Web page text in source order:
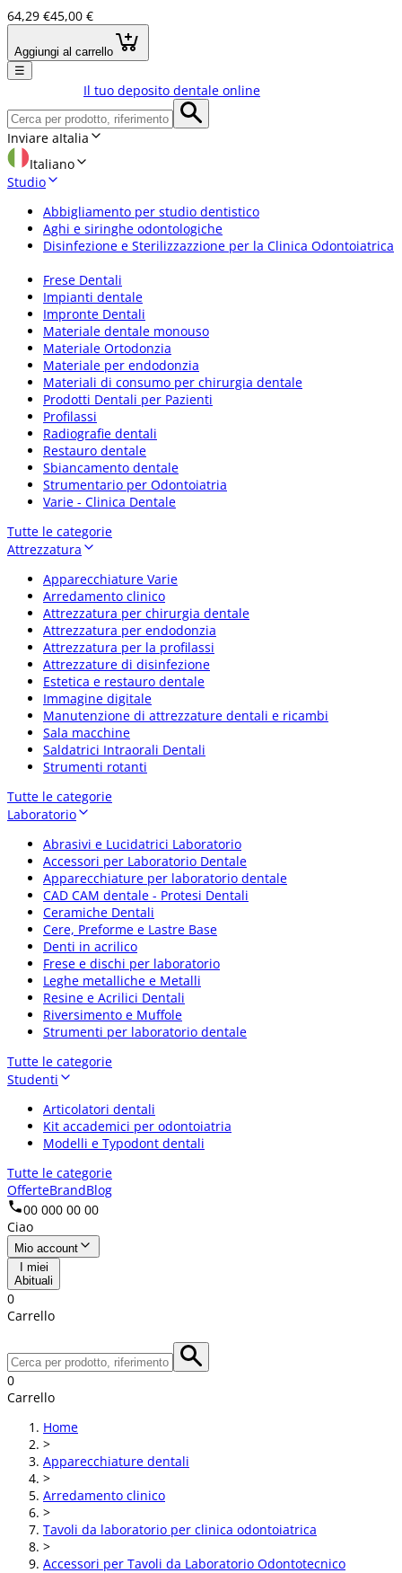
64,29 €45,00 €
Aggiungi al carrello
☰
Il tuo deposito dentale online
Inviare aItalia
Italiano
Studio
Abbigliamento per studio dentistico
Aghi e siringhe odontologiche
Disinfezione e Sterilizzazzione per la Clinica Odontoiatrica
Frese Dentali
Impianti dentale
Impronte Dentali
Materiale dentale monouso
Materiale Ortodonzia
Materiale per endodonzia
Materiali di consumo per chirurgia dentale
Prodotti Dentali per Pazienti
Profilassi
Radiografie dentali
Restauro dentale
Sbiancamento dentale
Strumentario per Odontoiatria
Varie - Clinica Dentale
Tutte le categorie
Attrezzatura
Apparecchiature Varie
Arredamento clinico
Attrezzatura per chirurgia dentale
Attrezzatura per endodonzia
Attrezzatura per la profilassi
Attrezzature di disinfezione
Estetica e restauro dentale
Immagine digitale
Manutenzione di attrezzature dentali e ricambi
Sala macchine
Saldatrici Intraorali Dentali
Strumenti rotanti
Tutte le categorie
Laboratorio
Abrasivi e Lucidatrici Laboratorio
Accessori per Laboratorio Dentale
Apparecchiature per laboratorio dentale
CAD CAM dentale - Protesi Dentali
Ceramiche Dentali
Cere, Preforme e Lastre Base
Denti in acrilico
Frese e dischi per laboratorio
Leghe metalliche e Metalli
Resine e Acrilici Dentali
Riversimento e Muffole
Strumenti per laboratorio dentale
Tutte le categorie
Studenti
Articolatori dentali
Kit accademici per odontoiatria
Modelli e Typodont dentali
Tutte le categorie
OfferteBrandBlog
00 000 00 00
Ciao
Mio account
I miei
Abituali
0
Carrello
0
Carrello
Home
>
Apparecchiature dentali
>
Arredamento clinico
>
Tavoli da laboratorio per clinica odontoiatrica
>
Accessori per Tavoli da Laboratorio Odontotecnico